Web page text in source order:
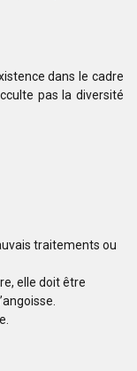
dans le cadre
pas la diversité
traitements ou
elle doit être